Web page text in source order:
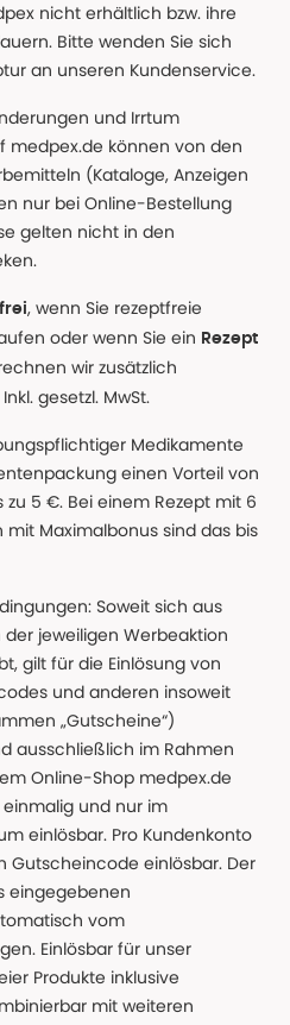
nicht erhältlich bzw. ihre
Bitte wenden Sie sich
an unseren Kundenservice.
und Irrtum
medpex.de können von den
(Kataloge, Anzeigen
nur bei Online-Bestellung
gelten nicht in den
, wenn Sie rezeptfreie
oder wenn Sie ein Rezept
wir zusätzlich
gesetzl. MwSt.
Medikamente
einen Vorteil von
5 €. Bei einem Rezept mit 6
Maximalbonus sind das bis
Soweit sich aus
jeweiligen Werbeaktion
gilt für die Einlösung von
und anderen insoweit
„Gutscheine“)
ausschließlich im Rahmen
Online-Shop medpex.de
und nur im
einlösbar. Pro Kundenkonto
Gutscheincode einlösbar. Der
eingegebenen
vom
Einlösbar für unser
Produkte inklusive
mit weiteren